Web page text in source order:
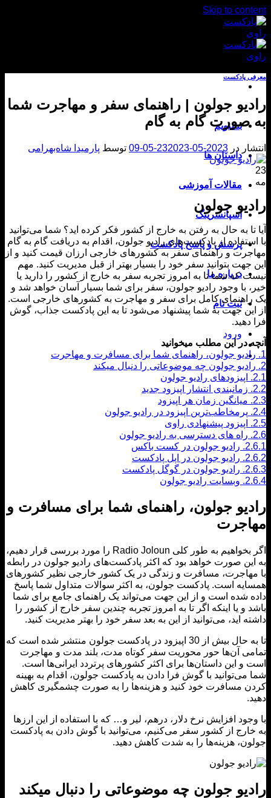
Skip to
بشنویم
داستان ها
مقالات آموزشی
اسپانسرینگ
پرسش و پاسخ پادکست
درباره ما
ثبت نام
ورود
پادکست
جولون | راهنمای سفر و مهاجرت شما
صورت گام به گام
در2023-05-23
2023-05-09 توسطپارمیدا شاه‌بهرامی
جولون
به حال به رفتن به خارج از کشور فکر کرده اید؟ شما می‌توانید
از پادکست‌های رادیو جولون، اقدام به دریافت گام به گام
و راهنمای سفر به کشورهای خارجی ارزان قیمت کنید و از
بتوانید سفر خود را بسیار بهتر از قبل مدیریت کنید. مهم
که شما تا به امروز تجربه سفر به خارج از کشور را دارید یا
با وجود رادیو جولون، سفر برای شما بسیار آسان خواهد شد و
کامل برای سفر و مهاجرت به کشورهای خارجی است.
جهت به شما پیشنهاد می‌شود تا به این پادکست جذاب، گوش
در این مطلب میخوانید
جولون، راهنمای شما برای مسافرت و مهاجرت
جولون چه موضوعاتی را دنبال میکند
اپیزودهای رادیو جولون
زمانبندی انتشار اپیزود جدید
میانگین زمان هر اپیزود
پرمخاطب‌ترین اپیزود در رادیو جولون
اپیزود پیشنهادی راوی
راه های دسترسی به رادیو جولون
رادیو جولون در کست باکس
رادیو جولون در اپل پادکست
رادیو جولون در گوگل پادکست
وبسایت رادیو جولون
جولون، راهنمای شما برای مسافرت و
اگر بخواهیم به طور کلی Radio Joloun را مورد بررسی قرار دهیم،
صورت خواهد بود که اکثر پادکست‌های رادیو جولون در رابطه
مسافرت و زندگی در یک کشور خارجی نظیر کشورهای
است. پادکست جولون، به اکثر سوالات متداول شما پاسخ
شده است و از این جهت می‌تواند یک راهنمای جامع برای شما
و یا اینکه اگر تا به امروز تجربه چندین سفر خارج از کشور را
اید، می‌توانید از این به بعد سفر خود را بهتر مدیریت کنید.
تا به حال بیش از 30 اپیزود در پادکست جولون منتشر شده است که
آن‌ها حور محوریت سفر کوتاه مدت، بلند مدت و مهاجرت
این داستان‌ها برای اکثر کشورهای پرتردد ایرانی‌ها است.
با گوش فرا دادن به پادکست جولون، اقدام به بهینه
مسافرت خود کنید و هزینه‌ها را به صورت چشمگیری کاهش
افزایش نرخ دلار، درهم، لیر و… که با استفاده از این ارزها
از کشور سفر می‌کنیم، می‌توانید با گوش دادن به پادکست
هزینه‌ها را به شدت کاهش دهید.
جولون چه موضوعاتی را دنبال میکند